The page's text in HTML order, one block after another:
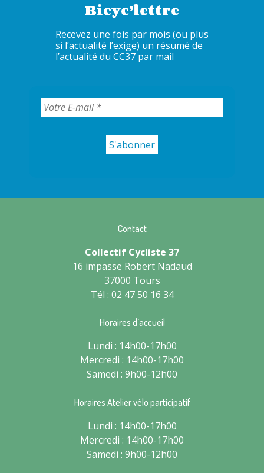
Bicyc’lettre
Recevez une fois par mois (ou plus
si l’actualité l’exige) un résumé de
l’actualité du CC37 par mail
Contact
Collectif Cycliste 37
16 impasse Robert Nadaud
37000 Tours
Tél : 02 47 50 16 34
Horaires d’accueil
Lundi : 14h00-17h00
Mercredi : 14h00-17h00
Samedi : 9h00-12h00
Horaires Atelier vélo participatif
Lundi : 14h00-17h00
Mercredi : 14h00-17h00
Samedi : 9h00-12h00